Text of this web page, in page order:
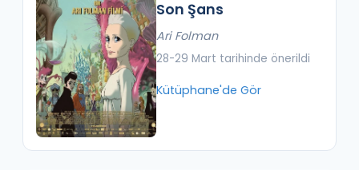
Son Şans
Ari Folman
28-29 Mart tarihinde önerildi
Kütüphane'de Gör